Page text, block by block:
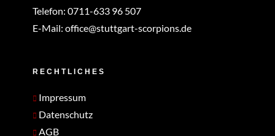
Telefon: 0711-633 96 507
E-Mail: office@stuttgart-scorpions.de
RECHTLICHES
Impressum
Datenschutz
AGB